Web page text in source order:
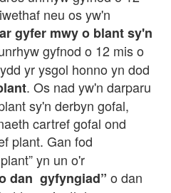
neu os yw'n
gyfer mwy o blant sy'n
gyfnod o 12 mis o
yr ysgol honno yn dod
. Os nad yw'n darparu
sy'n derbyn gofal,
cartref gofal ond
plant. Gan fod
yn un o'r
dan gyfyngiad” o dan